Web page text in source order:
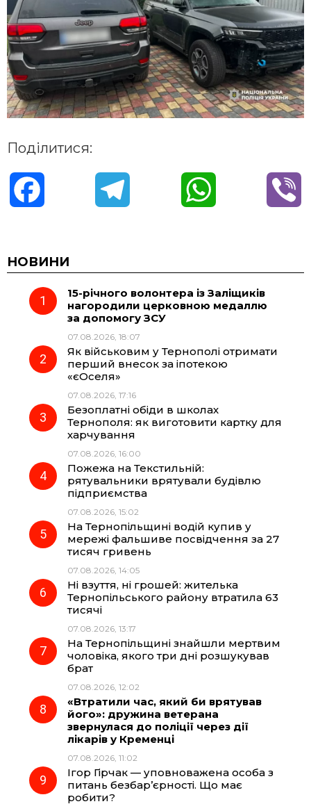
Поділитися:
c
e
o
k
e
g
r
a
m
t
A
НОВИНИ
15-річного волонтера із Заліщиків
нагородили церковною медаллю
за допомогу ЗСУ
07.08.2026, 18:07
Як військовим у Тернополі отримати
перший внесок за іпотекою
«єОселя»
07.08.2026, 17:16
Безоплатні обіди в школах
Тернополя: як виготовити картку для
харчування
07.08.2026, 16:00
Пожежа на Текстильній:
рятувальники врятували будівлю
підприємства
07.08.2026, 15:02
На Тернопільщині водій купив у
мережі фальшиве посвідчення за 27
тисяч гривень
07.08.2026, 14:05
Ні взуття, ні грошей: жителька
Тернопільського району втратила 63
тисячі
07.08.2026, 13:17
На Тернопільщині знайшли мертвим
чоловіка, якого три дні розшукував
брат
07.08.2026, 12:02
«Втратили час, який би врятував
його»: дружина ветерана
звернулася до поліції через дії
лікарів у Кременці
07.08.2026, 11:02
Ігор Гірчак — уповноважена особа з
питань безбар’єрності. Що має
робити?